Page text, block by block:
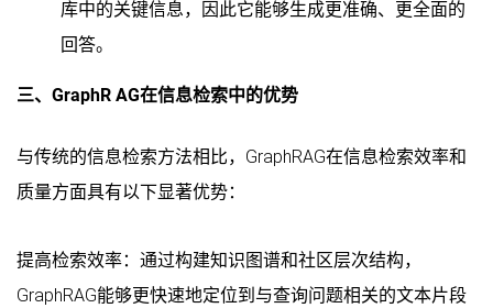
库中的关键信息，因此它能够生成更准确、更全面的
回答。
三、GraphR AG在信息检索中的优势
与传统的信息检索方法相比，GraphRAG在信息检索效率和
质量方面具有以下显著优势：
提高检索效率：通过构建知识图谱和社区层次结构，
GraphRAG能够更快速地定位到与查询问题相关的文本片段